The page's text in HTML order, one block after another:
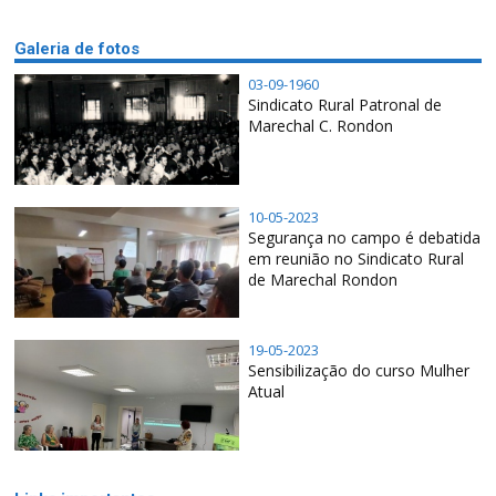
Galeria de fotos
03-09-1960
Sindicato Rural Patronal de
Marechal C. Rondon
10-05-2023
Segurança no campo é debatida
em reunião no Sindicato Rural
de Marechal Rondon
19-05-2023
Sensibilização do curso Mulher
Atual